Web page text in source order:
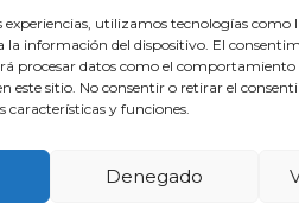
experiencias, utilizamos tecnologías como
la información del dispositivo. El
procesar datos como el comportamiento
este sitio. No consentir o retirar el
características y funciones.
Denegado
legislación hipotecaria
crear un entorno más
para negociar las